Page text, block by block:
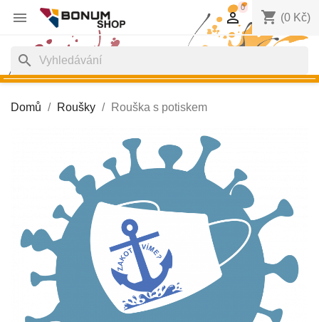
 shopping_cart
0
(0 Kč)

search
Domů Roušky Rouška s potiskem